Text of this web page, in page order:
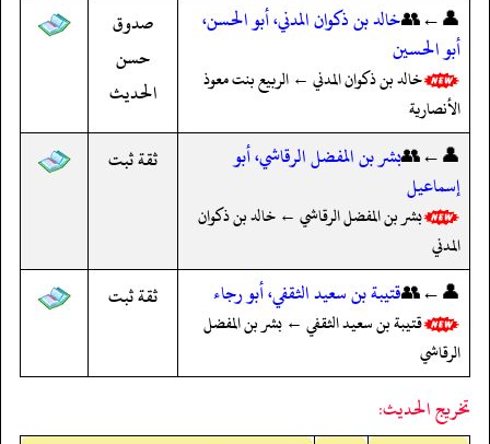
👤←👥خالد بن ذكوان المدني، أبو الحسن،
أبو الحسين
خالد بن ذكوان المدني ← الربيع بنت معوذ
الأنصارية
صدوق
حسن
الحديث
👤←👥بشر بن المفضل الرقاشي، أبو
إسماعيل
بشر بن المفضل الرقاشي ← خالد بن ذكوان
المدني
ثقة ثبت
👤←👥قتيبة بن سعيد الثقفي، أبو رجاء
قتيبة بن سعيد الثقفي ← بشر بن المفضل
الرقاشي
ثقة ثبت
تخريج الحديث: